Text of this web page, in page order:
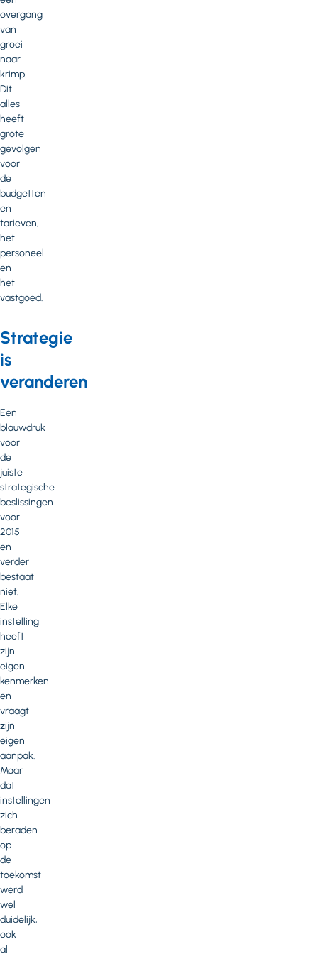
overgang
van
groei
naar
krimp.
Dit
alles
heeft
grote
gevolgen
voor
de
budgetten
en
tarieven,
het
personeel
en
het
vastgoed.
Strategie
is
veranderen
Een
blauwdruk
voor
de
juiste
strategische
beslissingen
voor
2015
en
verder
bestaat
niet.
Elke
instelling
heeft
zijn
eigen
kenmerken
en
vraagt
zijn
eigen
aanpak.
Maar
dat
instellingen
zich
beraden
op
de
toekomst
werd
wel
duidelijk,
ook
al